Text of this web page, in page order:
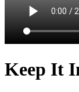
Keep It